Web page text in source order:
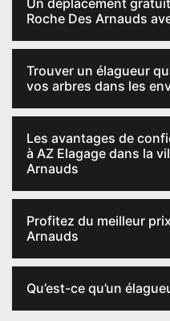
Un déplacement
Roche Des Arnauds
Trouver un élagueur
vos arbres dans les
Les avantages de
à AZ Elagage dans la
Arnauds
Profitez du meilleur
Arnauds
Qu’est-ce qu’un